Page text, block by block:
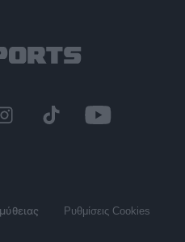
Ρυθμίσεις Cookies